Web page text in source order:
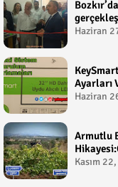
Haziran
Ayarları
Çetin
Haziran
Armutlu
Kasım